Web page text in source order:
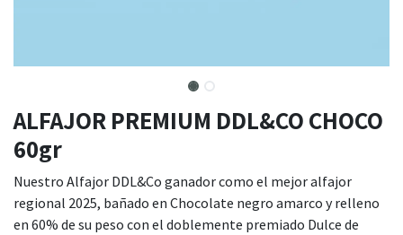
ALFAJOR PREMIUM DDL&CO CHOCO
60gr
Nuestro Alfajor DDL&Co ganador como el mejor alfajor
regional 2025, bañado en Chocolate negro amarco y relleno
en 60% de su peso con el doblemente premiado Dulce de